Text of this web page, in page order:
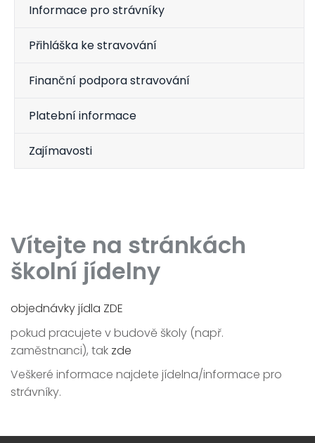
Informace pro strávníky
Přihláška ke stravování
Finanční podpora stravování
Platební informace
Zajímavosti
Vítejte na stránkách
školní jídelny
objednávky jídla ZDE
pokud pracujete v budově školy (např.
zaměstnanci), tak zde
Veškeré informace najdete jídelna/informace pro
strávníky.